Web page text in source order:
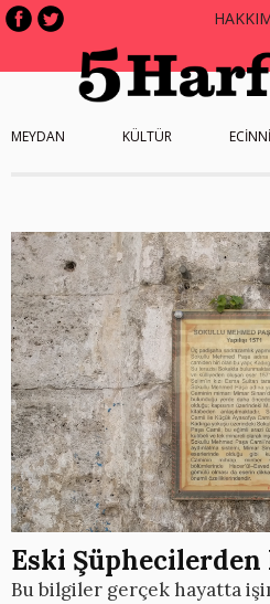
MEYDAN KÜLTÜR
Eski Şüphecilerden
Bu bilgiler gerçek hayatta